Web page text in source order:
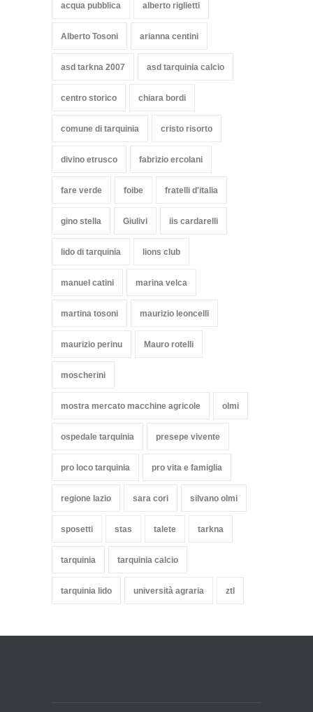
acqua pubblica alberto riglietti
Alberto Tosoni arianna centini
asd tarkna 2007 asd tarquinia calcio
centro storico chiara bordi
comune di tarquinia cristo risorto
divino etrusco fabrizio ercolani
fare verde foibe fratelli d'italia
gino stella Giulivi iis cardarelli
lido di tarquinia lions club
manuel catini marina velca
martina tosoni maurizio leoncelli
maurizio perinu Mauro rotelli
moscherini
mostra mercato macchine agricole olmi
ospedale tarquinia presepe vivente
pro loco tarquinia pro vita e famiglia
regione lazio sara cori silvano olmi
sposetti stas talete tarkna
tarquinia tarquinia calcio
tarquinia lido università agraria ztl